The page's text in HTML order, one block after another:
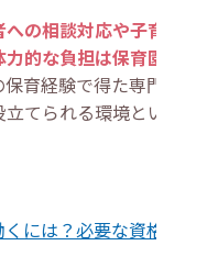
の相談対応や子育ての
的な負担は保育園に比
育経験で得た専門知識
てられる環境といえる
には？必要な資格や求